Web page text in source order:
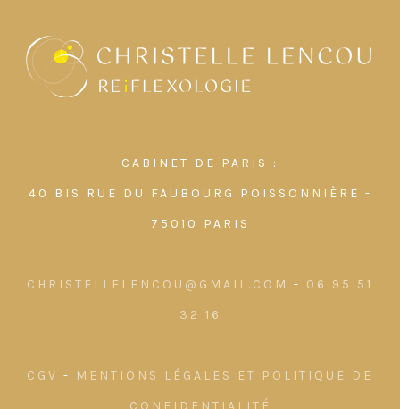
CABINET DE PARIS :
40 BIS RUE DU FAUBOURG POISSONNIÈRE -
75010 PARIS
CHRISTELLELENCOU@GMAIL.COM - 06 95 51
32 16
CGV -
MENTIONS LÉGALES ET POLITIQUE DE
CONFIDENTIALITÉ